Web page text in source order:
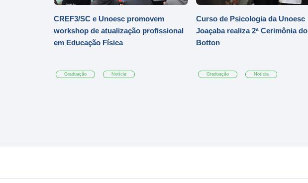
CREF3/SC e Unoesc promovem
workshop de atualização profissional
em Educação Física
Graduação Notícia
Curso de Psicologia da Unoesc
Joaçaba realiza 2ª Cerimônia do
Botton
Graduação Notícia